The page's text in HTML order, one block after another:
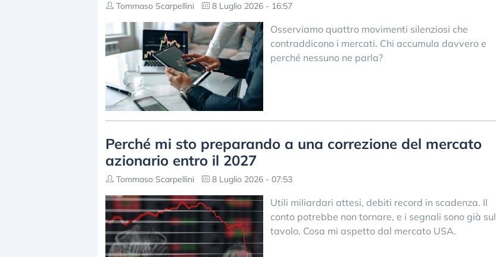
Tommaso Scarpellini 8 Luglio 2026 - 16:57
Osserviamo quattro movimenti silenziosi che
contraddicono i mercati. Chi accumula davvero e
perché nessuno ne parla?
Perché mi sto preparando a una correzione del mercato
azionario entro il 2027
Tommaso Scarpellini 8 Luglio 2026 - 07:53
Utili miliardari attesi, debiti record in scadenza. Il
conto potrebbe non tornare, e i segnali sono già sul
tavolo. Cosa mi aspetto dal mercato USA.